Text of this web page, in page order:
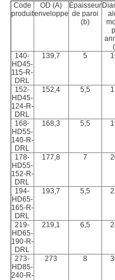
Code
produit
OD (A)
enveloppe
Épaisseur
de paroi
(b)
140-
HD45-
115-R-
DRL
139,7 5
152-
HD45-
124-R-
DRL
152,4 5,5
168-
HD55-
140-R-
DRL
168,3 5,5
178-
HD55-
152-R-
DRL
177,8 7
194-
HD65-
165-R-
DRL
193,7 5,5
219-
HD65-
190-R-
DRL
219,1 6,5
273-
HD85-
240-R-
273 8